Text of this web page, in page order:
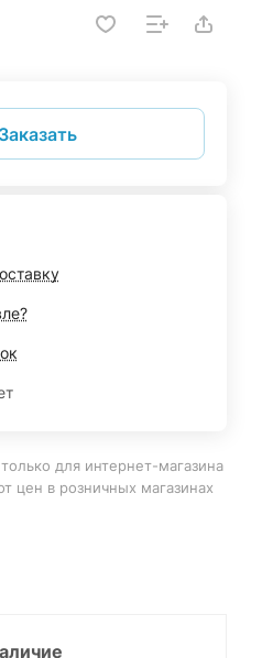
Заказать
для интернет-магазина
цен в розничных магазинах